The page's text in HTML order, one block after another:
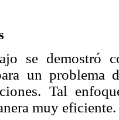
se demostró
un problema
Tal
muy eficiente.